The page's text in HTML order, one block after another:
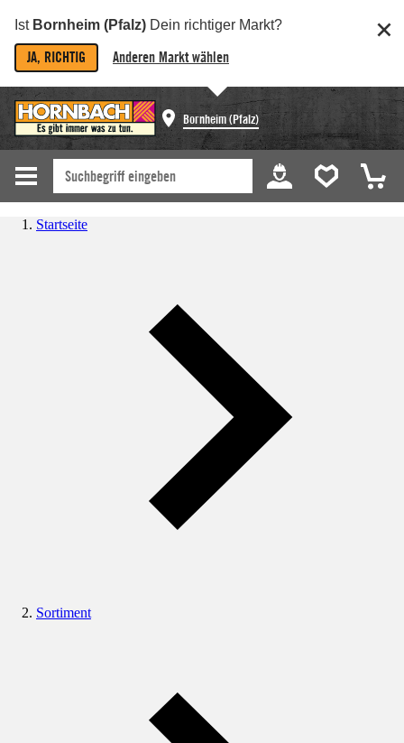
Ist Bornheim (Pfalz) Dein richtiger Markt?
JA, RICHTIG Anderen Markt wählen
Bornheim (Pfalz)
Startseite
Sortiment